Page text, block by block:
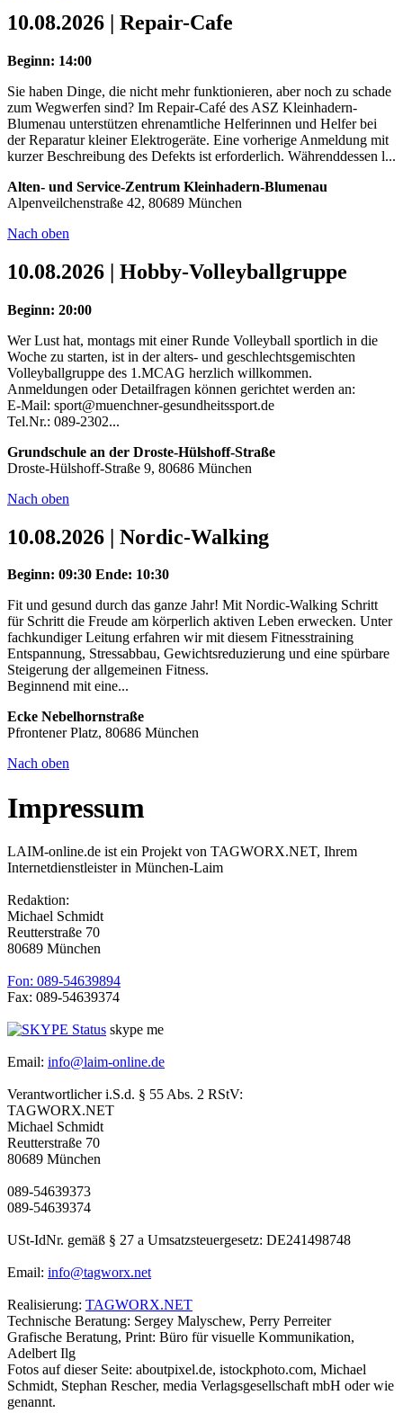
10.08.2026 | Repair-Cafe
Beginn: 14:00
Sie haben Dinge, die nicht mehr funktionieren, aber noch zu schade
zum Wegwerfen sind? Im Repair-Café des ASZ Kleinhadern-
Blumenau unterstützen ehrenamtliche Helferinnen und Helfer bei
der Reparatur kleiner Elektrogeräte. Eine vorherige Anmeldung mit
kurzer Beschreibung des Defekts ist erforderlich. Währenddessen l...
Alten- und Service-Zentrum Kleinhadern-Blumenau
Alpenveilchenstraße 42, 80689 München
Nach oben
10.08.2026 | Hobby-Volleyballgruppe
Beginn: 20:00
Wer Lust hat, montags mit einer Runde Volleyball sportlich in die
Woche zu starten, ist in der alters- und geschlechtsgemischten
Volleyballgruppe des 1.MCAG herzlich willkommen.
Anmeldungen oder Detailfragen können gerichtet werden an:
E-Mail: sport@muenchner-gesundheitssport.de
Tel.Nr.: 089-2302...
Grundschule an der Droste-Hülshoff-Straße
Droste-Hülshoff-Straße 9, 80686 München
Nach oben
10.08.2026 | Nordic-Walking
Beginn: 09:30 Ende: 10:30
Fit und gesund durch das ganze Jahr! Mit Nordic-Walking Schritt
für Schritt die Freude am körperlich aktiven Leben erwecken. Unter
fachkundiger Leitung erfahren wir mit diesem Fitnesstraining
Entspannung, Stressabbau, Gewichtsreduzierung und eine spürbare
Steigerung der allgemeinen Fitness.
Beginnend mit eine...
Ecke Nebelhornstraße
Pfrontener Platz, 80686 München
Nach oben
Impressum
LAIM-online.de ist ein Projekt von TAGWORX.NET, Ihrem
Internetdienstleister in München-Laim
Redaktion:
Michael Schmidt
Reutterstraße 70
80689 München
Fon: 089-54639894
Fax: 089-54639374
skype me
Email: info@laim-online.de
Verantwortlicher i.S.d. § 55 Abs. 2 RStV:
TAGWORX.NET
Michael Schmidt
Reutterstraße 70
80689 München
089-54639373
089-54639374
USt-IdNr. gemäß § 27 a Umsatzsteuergesetz: DE241498748
Email: info@tagworx.net
Realisierung: TAGWORX.NET
Technische Beratung: Sergey Malyschew, Perry Perreiter
Grafische Beratung, Print: Büro für visuelle Kommunikation,
Adelbert Ilg
Fotos auf dieser Seite: aboutpixel.de, istockphoto.com, Michael
Schmidt, Stephan Rescher, media Verlagsgesellschaft mbH oder wie
genannt.